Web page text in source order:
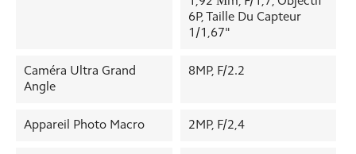
6P, Taille Du Capteur
1/1,67"
Caméra Ultra Grand
Angle
8MP, F/2.2
Appareil Photo Macro 2MP, F/2,4